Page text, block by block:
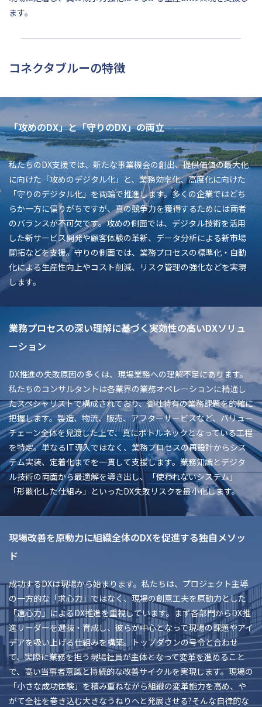
ます。
コネクタブルーの特徴
「攻めのDX」と「守りのDX」の両立
私たちのDX支援では、新たな事業機会の創出、提供価値の最大化
に向けた「攻めのデジタル化」と、業務効率化、高度化に向けた
「守りのデジタル化」を両輪で推進します。多くの企業ではどち
らか一方に偏りがちですが、真の競争力を獲得するためには両者
のバランスが不可欠です。攻めの側面では、デジタル技術を活用
した新サービス開発や顧客体験の革新、データ分析による新市場
開拓などを支援。守りの側面では、業務プロセスの標準化・自動
化による生産性向上やコスト削減、リスク管理の強化などを実現
します。
業務プロセスの深い理解に基づく実効性の高いDXソリュ
ーション
DX推進の失敗原因の多くは、現場業務への理解不足にあります。
私たちのコンサルタントは各業界の業務オペレーションに精通し
たスペシャリストで構成されており、御社特有の業務課題を的確に
把握します。製造、物流、販売、アフターサービスなど、バリュー
チェーン全体を見渡した上で、真にボトルネックとなっている工程
を特定。単なるIT導入ではなく、業務プロセスの再設計からシス
テム実装、定着化までを一貫して支援します。業務知識とデジタ
ル技術の両面から最適解を導き出し、「使われないシステム」
「形骸化した仕組み」といったDX失敗リスクを最小化します。
現場改善を原動力に組織全体のDXを促進する独自メソッ
ド
成功するDXは現場から始まります。私たちは、プロジェクト主導
の一方的な「求心力」ではなく、現場の創意工夫を原動力とした
「遠心力」によるDX推進を重視しています。まず各部門からDX推
進リーダーを選抜・育成し、彼らが中心となって現場の課題やアイ
デアを吸い上げる仕組みを構築。トップダウンの号令と合わせ
て、実際に業務を担う現場社員が主体となって変革を進めること
で、高い当事者意識と持続的な改善サイクルを実現します。現場の
「小さな成功体験」を積み重ねながら組織の変革能力を高め、や
がて全社を巻き込む大きなうねりへと発展させる?そんな自律的な